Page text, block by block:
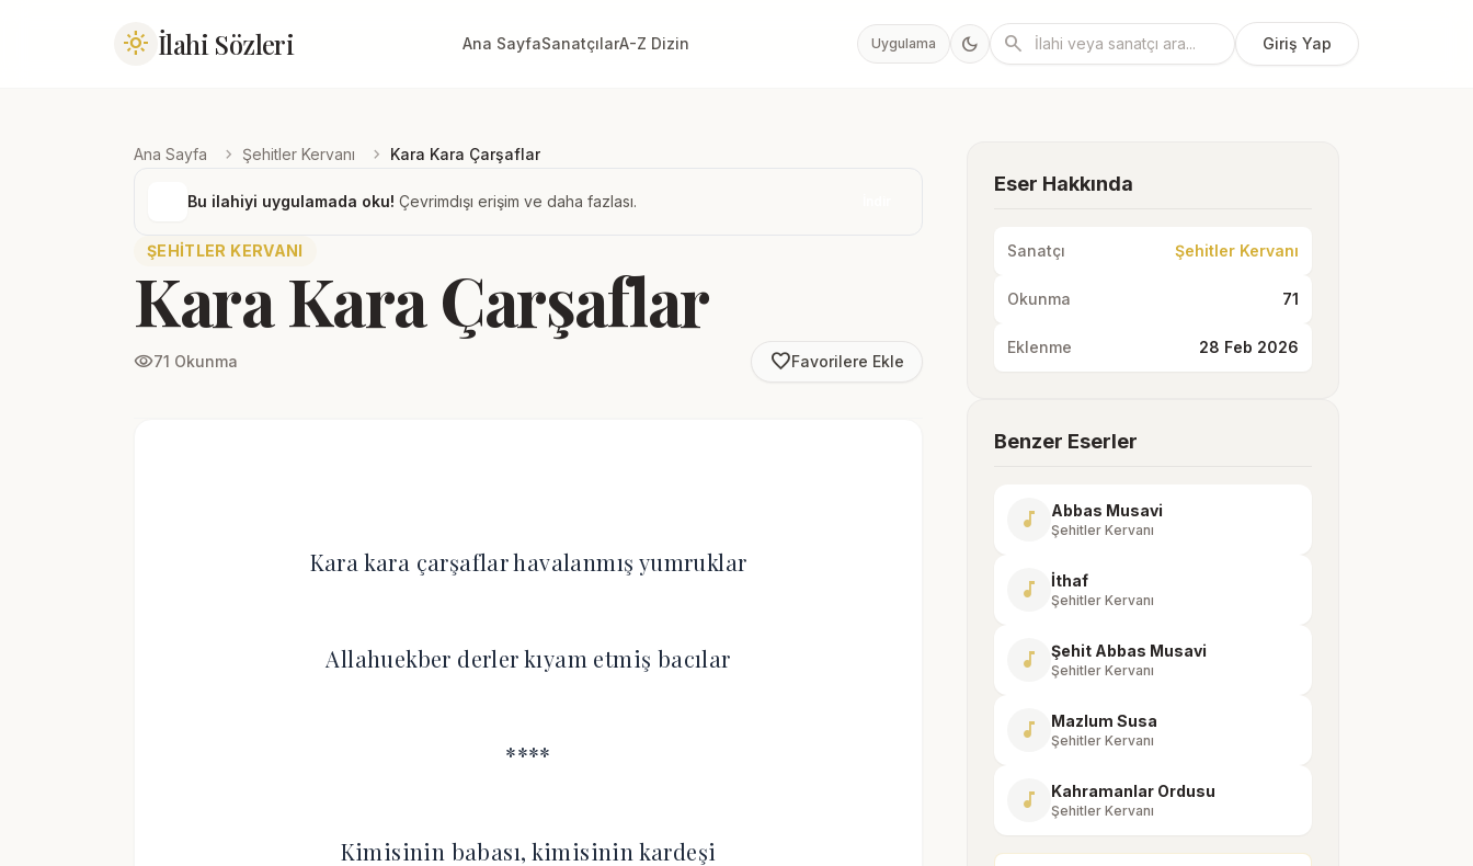
light_mode İlahi Sözleri Ana SayfaSanatçılarA-Z Dizin Uygulama dark_mode search Giriş Yap
Ana Sayfa chevron_right Şehitler Kervanı chevron_right Kara Kara Çarşaflar
Bu ilahiyi uygulamada oku! Çevrimdışı erişim ve daha fazlası.
ŞEHITLER KERVANI
Kara Kara Çarşaflar
visibility71 Okunma favorite_borderFavorilere Ekle
Kara kara çarşaflar havalanmış yumruklar
Allahuekber derler kıyam etmiş bacılar
****
Kimisinin babası, kimisinin kardeşi
Eser Hakkında
Sanatçı Şehitler Kervanı
Okunma 71
Eklenme 28 Feb 2026
Benzer Eserler
music_note Abbas Musavi
Şehitler Kervanı
music_note İthaf
Şehitler Kervanı
music_note Şehit Abbas Musavi
Şehitler Kervanı
music_note Mazlum Susa
Şehitler Kervanı
music_note Kahramanlar Ordusu
Şehitler Kervanı